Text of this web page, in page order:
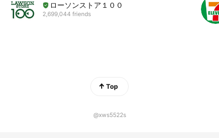
ローソンストア１００
2,699,044 friends
Top
@xws5522s